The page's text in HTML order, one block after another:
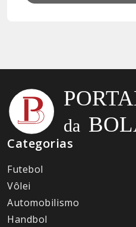
Categorias
Futebol
Vôlei
Automobilismo
Handbol